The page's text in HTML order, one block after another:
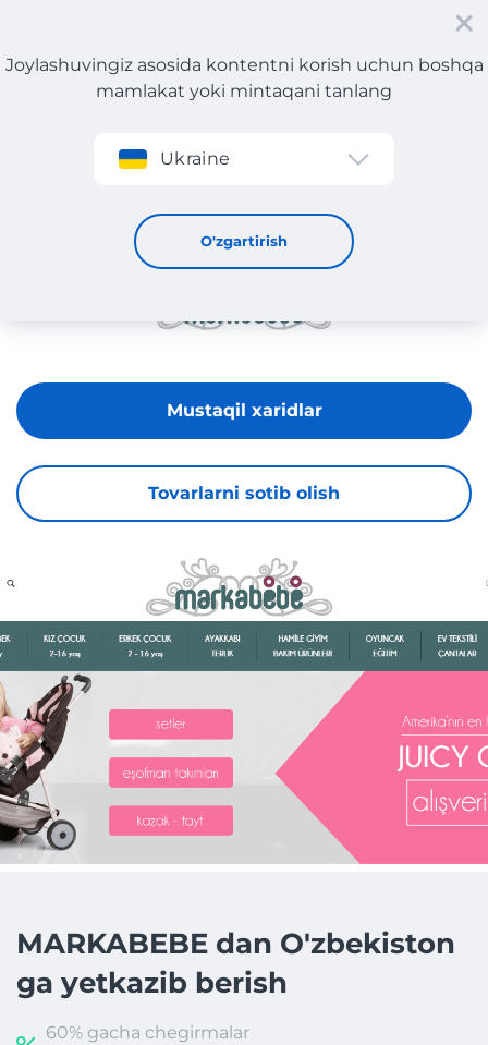
Roʻyxatdan oʻtish
Joylashuvingiz asosida kontentni korish uchun boshqa
mamlakat yoki mintaqani tanlang
Ukraine
O'zgartirish
MARKABEBE
Tovarlarni sotib olish
Mustaqil xaridlar
MARKABEBE dan O'zbekiston
ga yetkazib berish
60% gacha chegirmalar